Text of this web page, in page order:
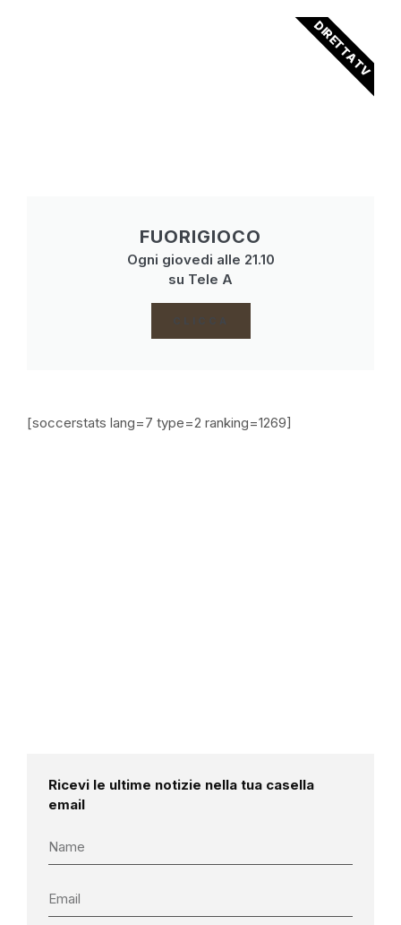
FUORIGIOCO
Ogni giovedi alle 21.10
su Tele A
CLICCA
DIRETTA TV
[soccerstats lang=7 type=2 ranking=1269]
Ricevi le ultime notizie nella tua casella
email